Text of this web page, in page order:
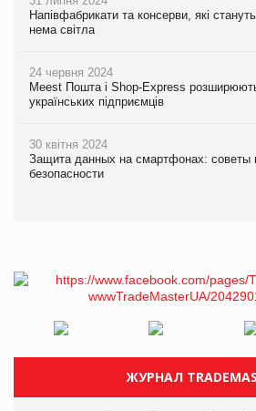
Напівфабрикати та консерви, які
нема світла
24 червня 2024
Meest Пошта і Shop-Express
українських підприємців
30 квітня 2024
Защита данных на смартфонах:
безопасности
ЖУРНАЛ